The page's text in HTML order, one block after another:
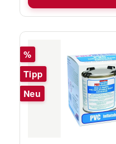
Rabatt
%
Tipp
Neu